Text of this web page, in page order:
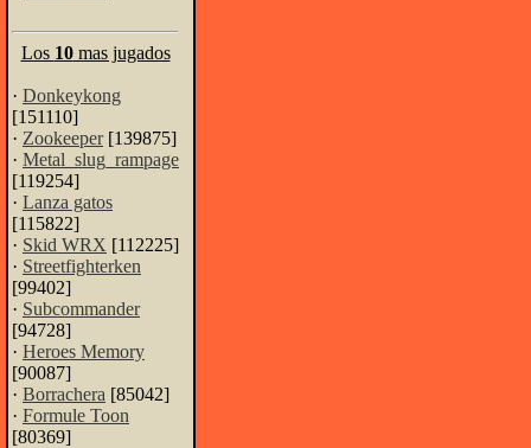
Los 10mas jugados
· Donkeykong
[151110]
· Zookeeper[139875]
· Metal_slug_rampage
[119254]
· Lanza gatos
[115822]
· Skid WRX [112225]
· Streetfighterken
[99402]
· Subcommander
[94728]
· Heroes Memory
[90087]
· Borrachera [85042]
· Formule Toon
[80369]